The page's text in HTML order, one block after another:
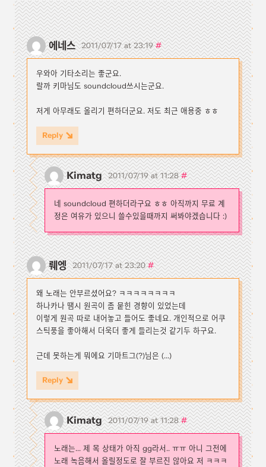
에네스 2011/07/17 at 23:19#
우와아 기타소리는 좋군요.
랄까 키마님도 soundcloud쓰시는군요.
저게 아무래도 올리기 편하더군요. 저도 최근 애용중 ㅎㅎ
Reply
Kimatg 2011/07/19 at 11:28#
네 soundcloud 편하더라구요 ㅎㅎ 아직까지 무료 계
정은 여유가 있으니 쓸수있을때까지 써봐야겠습니다 :)
뤠엥 2011/07/17 at 23:20#
왜 노래는 안부르셨어요? ㅋㅋㅋㅋㅋㅋㅋㅋ
하나카나 땜시 원곡이 좀 뭍힌 경향이 있었는데
이렇게 원곡 따로 내어놓고 들어도 좋네요. 개인적으로 어쿠
스틱풍을 좋아해서 더욱더 좋게 들리는것 같기두 하구요.
근데 못하는게 뭐에요 기마트그(?)님은 (...)
Reply
Kimatg 2011/07/19 at 11:28#
노래는... 제 목 상태가 아직 gg라서.. ㅠㅠ 아니 그전에
노래 녹음해서 올릴정도로 잘 부르진 않아요 저 ㅋㅋㅋ